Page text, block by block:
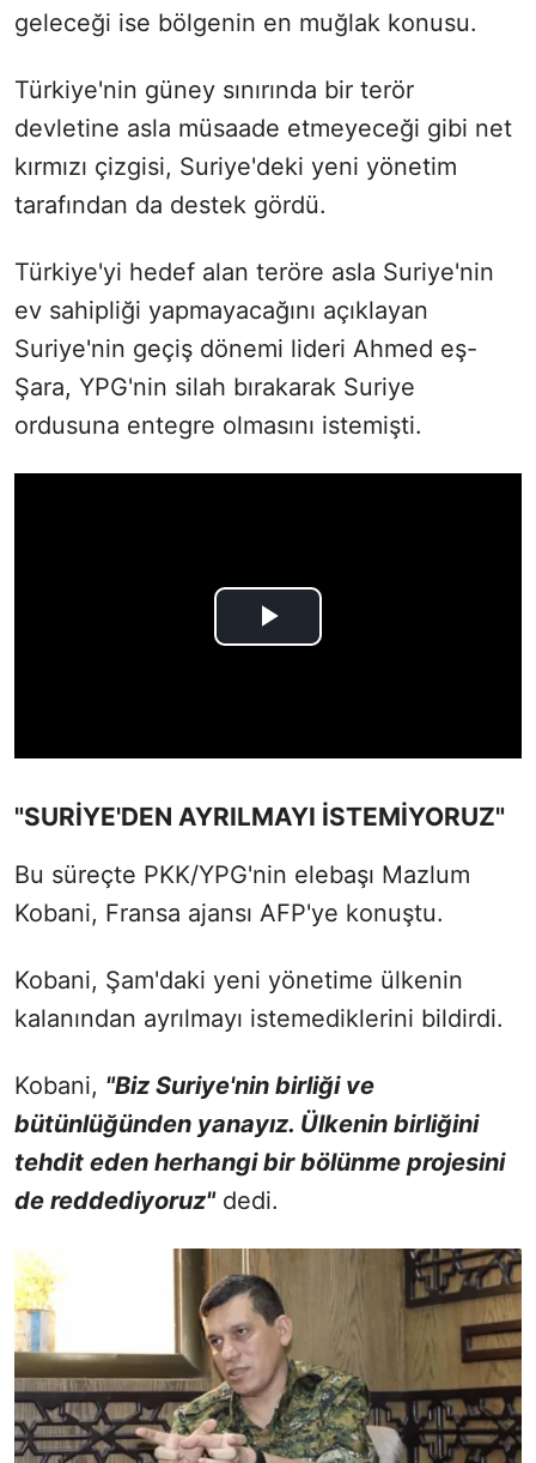
geleceği ise bölgenin en muğlak konusu.
Türkiye'nin güney sınırında bir terör
devletine asla müsaade etmeyeceği gibi net
kırmızı çizgisi, Suriye'deki yeni yönetim
tarafından da destek gördü.
Türkiye'yi hedef alan teröre asla Suriye'nin
ev sahipliği yapmayacağını açıklayan
Suriye'nin geçiş dönemi lideri Ahmed eş-
Şara, YPG'nin silah bırakarak Suriye
ordusuna entegre olmasını istemişti.
"SURİYE'DEN AYRILMAYI İSTEMİYORUZ"
Bu süreçte PKK/YPG'nin elebaşı Mazlum
Kobani, Fransa ajansı AFP'ye konuştu.
Kobani, Şam'daki yeni yönetime ülkenin
kalanından ayrılmayı istemediklerini bildirdi.
Kobani, "Biz Suriye'nin birliği ve
bütünlüğünden yanayız. Ülkenin birliğini
tehdit eden herhangi bir bölünme projesini
de reddediyoruz"dedi.